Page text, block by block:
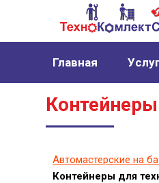
Главная
Автомастерские на
Контейнеры для